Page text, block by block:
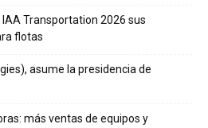
Transportation 2026 sus
flotas
asume la presidencia de
más ventas de equipos y